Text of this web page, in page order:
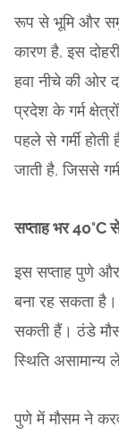
रूप से भूमि और
कारण है, इस
हवा नीचे की ओर
प्रदेश के गर्म
पहले से गर्मी
जाती है, जिससे
सप्ताह भर 40°C
इस सप्ताह पुणे
बना रह सकता है।
सकती हैं। ठंडे
स्थिति असामान्य
पुणे में मौसम ने